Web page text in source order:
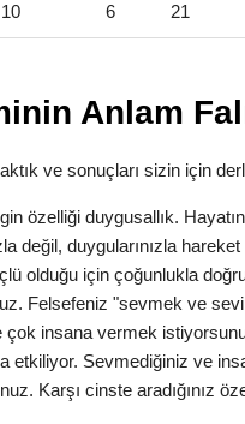
10 6 21
Anlam
ve sonuçları sizin için
özelliği duygusallık.
değil, duygularınızla
olduğu için çoğunlukla
Felsefeniz "sevmek ve
çok insana vermek
etkiliyor. Sevmediğiniz ve
Karşı cinste aradığınız